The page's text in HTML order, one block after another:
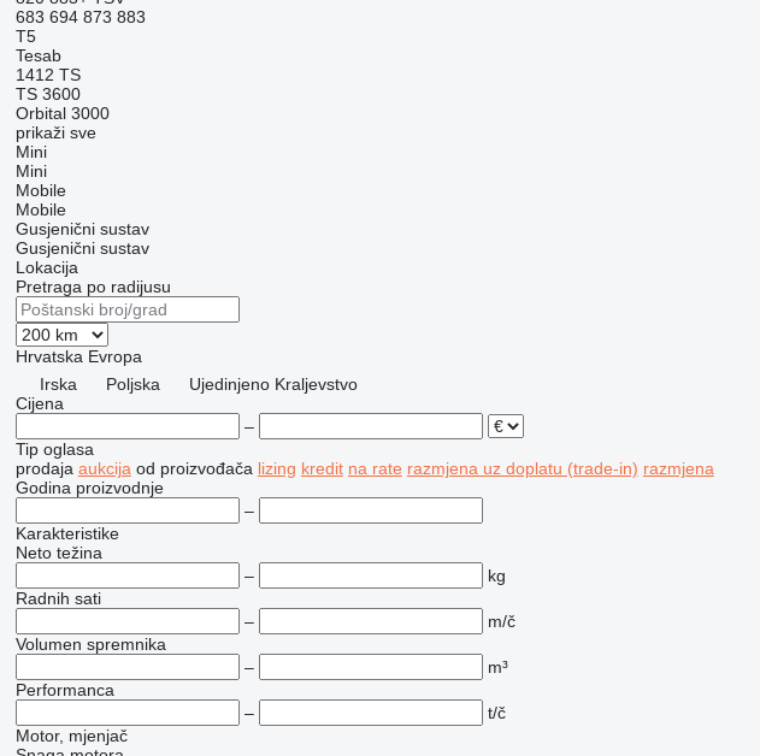
683 694 873 883
T5
Tesab
1412 TS
TS 3600
Orbital 3000
prikaži sve
Mini
Mini
Mobile
Mobile
Gusjenični sustav
Gusjenični sustav
Lokacija
Pretraga po radijusu
Hrvatska Evropa
Irska
Poljska
Ujedinjeno Kraljevstvo
Cijena
–
Tip oglasa
prodaja aukcija od proizvođača lizing kredit na rate razmjena uz doplatu (trade-in) razmjena
Godina proizvodnje
–
Karakteristike
Neto težina
–
kg
Radnih sati
–
m/č
Volumen spremnika
–
m³
Performanca
–
t/č
Motor, mjenjač